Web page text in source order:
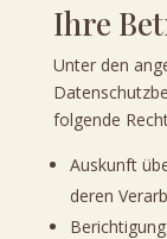
Ihre
Unter den
folgende
Auskunft
deren